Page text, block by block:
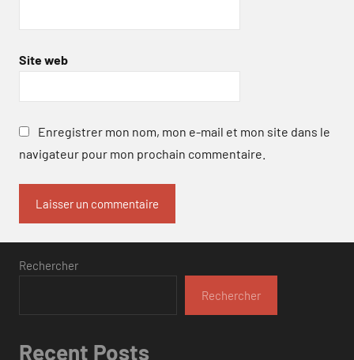
Site web
Enregistrer mon nom, mon e-mail et mon site dans le
navigateur pour mon prochain commentaire.
Rechercher
Rechercher
Recent Posts